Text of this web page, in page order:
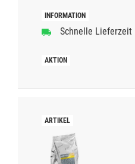
Schnelle Lieferzeit